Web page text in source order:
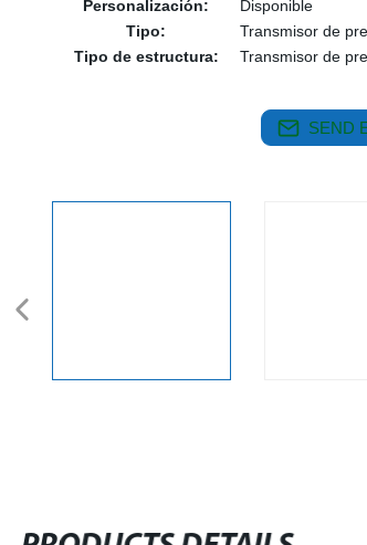
Personalización:
Disponible
Tipo:
Transmisor de
Tipo de estructura:
Transmisor de
SEND